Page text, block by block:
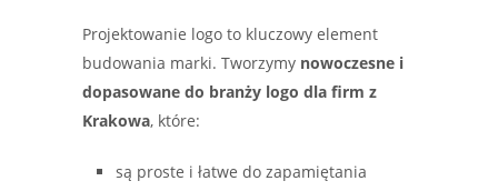
Projektowanie logo to kluczowy element
budowania marki. Tworzymy nowoczesne i
dopasowane do branży logo dla firm z
Krakowa, które:
są proste i łatwe do zapamiętania